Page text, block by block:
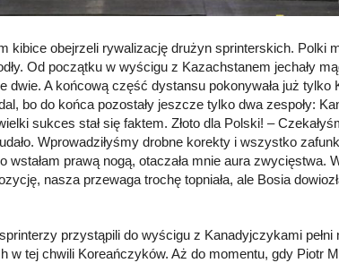
kibice obejrzeli rywalizację drużyn sprinterskich. Polki
Od początku w wyścigu z Kazachstanem jechały
A końcową część dystansu pokonywała już tylko
bo do końca pozostały jeszcze tylko dwa zespoły:
sukces stał się faktem. Złoto dla Polski! –
Wprowadziłyśmy drobne korekty i wszystko
wstałam prawą nogą, otaczała mnie aura zwycięstwa.
nasza przewaga trochę topniała, ale Bosia
przystąpili do wyścigu z Kanadyjczykami
w tej chwili Koreańczyków. Aż do momentu, gdy Piotr